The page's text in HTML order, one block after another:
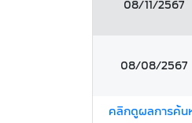
08/11/2567
08/08/2567
คลิกดูผลการค้น